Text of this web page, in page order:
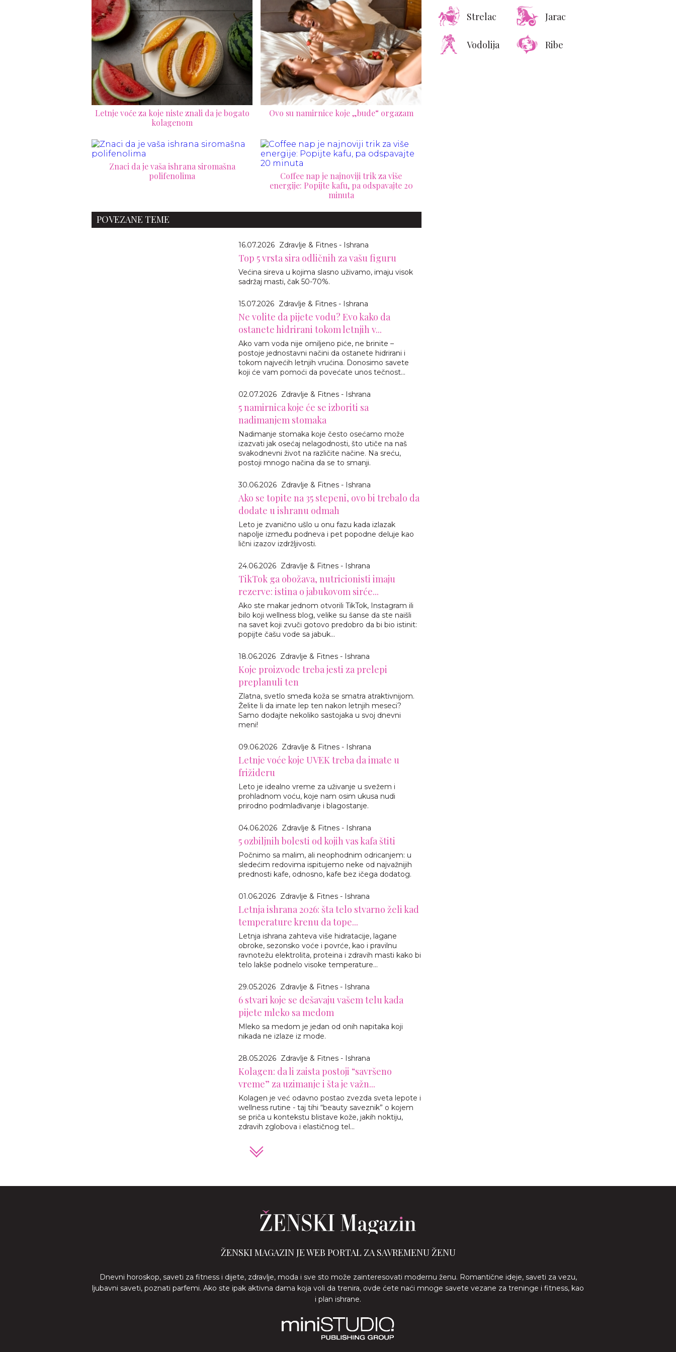
Letnje voće za koje niste znali da je bogato
kolagenom
Ovo su namirnice koje „bude“ orgazam
Znaci da je vaša ishrana siromašna
polifenolima
Coffee nap je najnoviji trik za više
energije: Popijte kafu, pa odspavajte 20
minuta
POVEZANE TEME
16.07.2026 Zdravlje & Fitnes - Ishrana
Top 5 vrsta sira odličnih za vašu figuru
Većina sireva u kojima slasno uživamo, imaju visok
sadržaj masti, čak 50-70%.
15.07.2026 Zdravlje & Fitnes - Ishrana
Ne volite da pijete vodu? Evo kako da
ostanete hidrirani tokom letnjih v...
Ako vam voda nije omiljeno piće, ne brinite –
postoje jednostavni načini da ostanete hidrirani i
tokom najvećih letnjih vrućina. Donosimo savete
koji će vam pomoći da povećate unos tečnost...
02.07.2026 Zdravlje & Fitnes - Ishrana
5 namirnica koje će se izboriti sa
nadimanjem stomaka
Nadimanje stomaka koje često osećamo može
izazvati jak osećaj nelagodnosti, što utiče na naš
svakodnevni život na različite načine. Na sreću,
postoji mnogo načina da se to smanji.
30.06.2026 Zdravlje & Fitnes - Ishrana
Ako se topite na 35 stepeni, ovo bi trebalo da
dodate u ishranu odmah
Leto je zvanično ušlo u onu fazu kada izlazak
napolje između podneva i pet popodne deluje kao
lični izazov izdržljivosti.
24.06.2026 Zdravlje & Fitnes - Ishrana
TikTok ga obožava, nutricionisti imaju
rezerve: istina o jabukovom sirće...
Ako ste makar jednom otvorili TikTok, Instagram ili
bilo koji wellness blog, velike su šanse da ste naišli
na savet koji zvuči gotovo predobro da bi bio istinit:
popijte čašu vode sa jabuk...
18.06.2026 Zdravlje & Fitnes - Ishrana
Koje proizvode treba jesti za prelepi
preplanuli ten
Zlatna, svetlo smeđa koža se smatra atraktivnijom.
Želite li da imate lep ten nakon letnjih meseci?
Samo dodajte nekoliko sastojaka u svoj dnevni
meni!
09.06.2026 Zdravlje & Fitnes - Ishrana
Letnje voće koje UVEK treba da imate u
frižideru
Leto je idealno vreme za uživanje u svežem i
prohladnom voću, koje nam osim ukusa nudi
prirodno podmlađivanje i blagostanje.
04.06.2026 Zdravlje & Fitnes - Ishrana
5 ozbiljnih bolesti od kojih vas kafa štiti
Počnimo sa malim, ali neophodnim odricanjem: u
sledećim redovima ispitujemo neke od najvažnijih
prednosti kafe, odnosno, kafe bez ičega dodatog.
01.06.2026 Zdravlje & Fitnes - Ishrana
Letnja ishrana 2026: šta telo stvarno želi kad
temperature krenu da tope...
Letnja ishrana zahteva više hidratacije, lagane
obroke, sezonsko voće i povrće, kao i pravilnu
ravnotežu elektrolita, proteina i zdravih masti kako bi
telo lakše podnelo visoke temperature...
29.05.2026 Zdravlje & Fitnes - Ishrana
6 stvari koje se dešavaju vašem telu kada
pijete mleko sa medom
Mleko sa medom je jedan od onih napitaka koji
nikada ne izlaze iz mode.
28.05.2026 Zdravlje & Fitnes - Ishrana
Kolagen: da li zaista postoji “savršeno
vreme” za uzimanje i šta je važn...
Kolagen je već odavno postao zvezda sveta lepote i
wellness rutine - taj tihi “beauty saveznik” o kojem
se priča u kontekstu blistave kože, jakih noktiju,
zdravih zglobova i elastičnog tel...
Strelac Jarac
Vodolija Ribe
ŽENSKI MAGAZIN JE WEB PORTAL ZA SAVREMENU ŽENU
Dnevni horoskop, saveti za fitness i dijete, zdravlje, moda i sve sto može zainteresovati modernu ženu. Romantične ideje, saveti za vezu,
ljubavni saveti, poznati parfemi. Ako ste ipak aktivna dama koja voli da trenira, ovde ćete naći mnoge savete vezane za treninge i fitness, kao
i plan ishrane.